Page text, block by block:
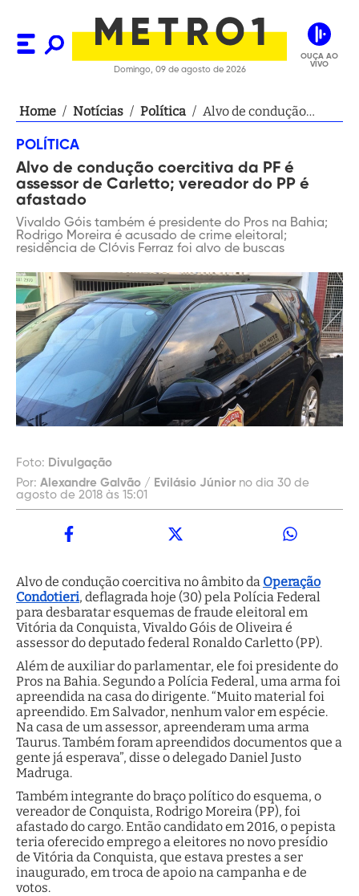
Domingo, 09 de agosto de 2026
OUÇA AO
VIVO
Home / Notícias / Política / Alvo de condução
vereador do PP é
afastado
POLÍTICA
Alvo de condução coercitiva da PF é
assessor de Carletto; vereador do PP é
afastado
Vivaldo Góis também é presidente do Pros na Bahia;
Rodrigo Moreira é acusado de crime eleitoral;
residência de Clóvis Ferraz foi alvo de buscas
Foto: Divulgação
Por: Alexandre Galvão / Evilásio Júnior no dia 30 de
agosto de 2018 às 15:01
Alvo de condução coercitiva no âmbito da Operação
Condotieri, deflagrada hoje (30) pela Polícia Federal
para desbaratar esquemas de fraude eleitoral em
Vitória da Conquista, Vivaldo Góis de Oliveira é
assessor do deputado federal Ronaldo Carletto (PP).
Além de auxiliar do parlamentar, ele foi presidente do
Pros na Bahia. Segundo a Polícia Federal, uma arma foi
apreendida na casa do dirigente. “Muito material foi
apreendido. Em Salvador, nenhum valor em espécie.
Na casa de um assessor, apreenderam uma arma
Taurus. Também foram apreendidos documentos que a
gente já esperava”, disse o delegado Daniel Justo
Madruga.
Também integrante do braço político do esquema, o
vereador de Conquista, Rodrigo Moreira (PP), foi
afastado do cargo. Então candidato em 2016, o pepista
teria oferecido emprego a eleitores no novo presídio
de Vitória da Conquista, que estava prestes a ser
inaugurado, em troca de apoio na campanha e de
votos.